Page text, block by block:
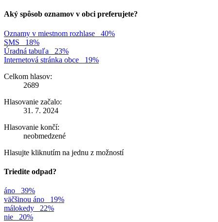
Aký spôsob oznamov v obci preferujete?
Oznamy v miestnom rozhlase
40%
SMS
18%
Úradná tabuľa
23%
Internetová stránka obce
19%
Celkom hlasov:
2689
Hlasovanie začalo:
31. 7. 2024
Hlasovanie končí:
neobmedzené
Hlasujte kliknutím na jednu z možností
Triedite odpad?
áno
39%
väčšinou áno
19%
málokedy
22%
nie
20%